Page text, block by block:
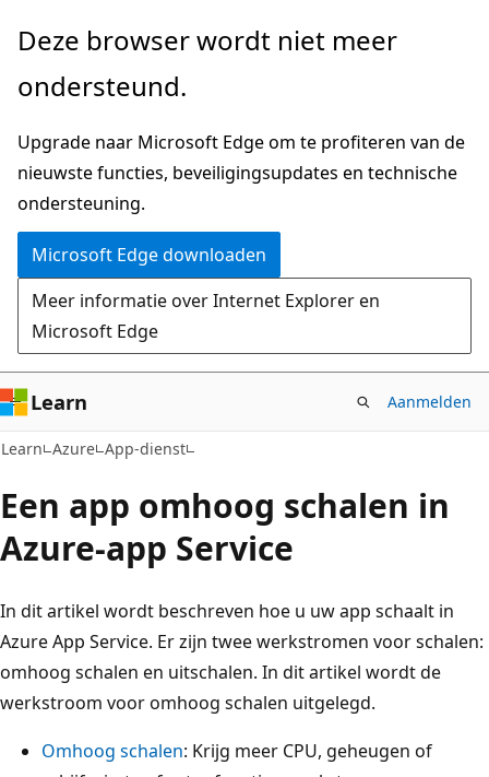
Naar
gaan
Deze browser wordt niet meer
ondersteund.
Upgrade naar Microsoft Edge om te profiteren van de
nieuwste functies, beveiligingsupdates en technische
ondersteuning.
Microsoft Edge downloaden
Meer informatie over Internet Explorer en
Microsoft Edge
Learn Aanmelden
Learn Azure App-dienst
Een app omhoog schalen in
Azure-app Service
In dit artikel wordt beschreven hoe u uw app schaalt in
Azure App Service. Er zijn twee werkstromen voor schalen:
omhoog schalen en uitschalen. In dit artikel wordt de
werkstroom voor omhoog schalen uitgelegd.
Omhoog schalen: Krijg meer CPU, geheugen of